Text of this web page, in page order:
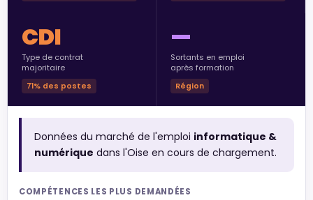
CDI
Type de contrat
majoritaire
71% des postes
—
Sortants en emploi
après formation
Région
Données du marché de l'emploi informatique &
numérique dans l'Oise en cours de chargement.
COMPÉTENCES LES PLUS DEMANDÉES